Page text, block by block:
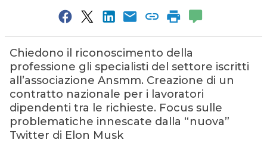
Chiedono il riconoscimento della
professione gli specialisti del settore iscritti
all’associazione Ansmm. Creazione di un
contratto nazionale per i lavoratori
dipendenti tra le richieste. Focus sulle
problematiche innescate dalla “nuova”
Twitter di Elon Musk